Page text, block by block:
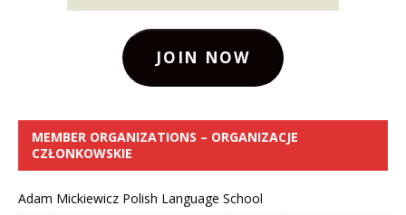
JOIN NOW
MEMBER ORGANIZATIONS – ORGANIZACJE
CZŁONKOWSKIE
Adam Mickiewicz Polish Language School